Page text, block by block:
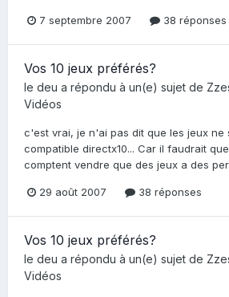
7 septembre 2007 38 réponses
Vos 10 jeux préférés?
le deu a répondu à un(e) sujet de
Vidéos
c'est vrai, je n'ai pas dit que les jeux ne
compatible directx10... Car il faudrait
comptent vendre que des jeux a des
29 août 2007 38 réponses
Vos 10 jeux préférés?
le deu a répondu à un(e) sujet de
Vidéos